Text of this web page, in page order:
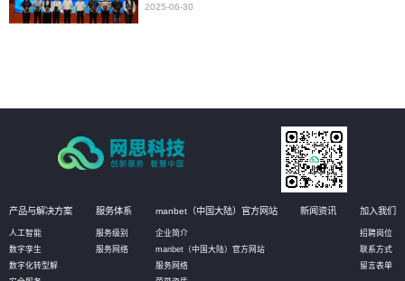
2025-06-30
产品与解决方案
人工智能
数字孪生
数字化转型解
服务体系
服务级别
服务网络
manbet（中国大陆）官方网站
企业简介
manbet（中国大陆）官方网站
服务网络
新闻资讯 加入我们
招聘岗位
联系方式
留言表单